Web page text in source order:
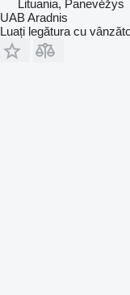
Lituania, Panevėžys
UAB Aradnis
Luați legătura cu